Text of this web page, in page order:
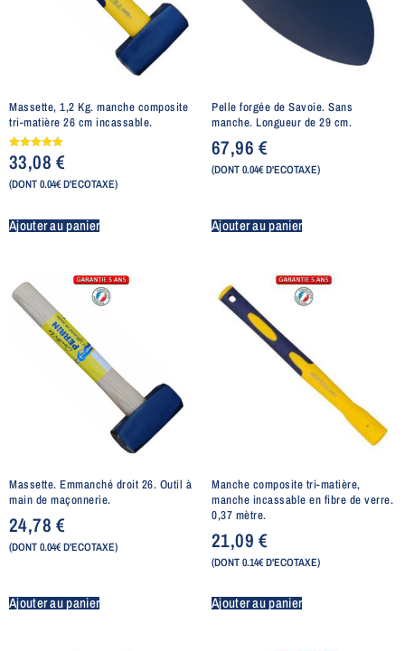
Massette, 1,2 Kg. manche composite
tri-matière 26 cm incassable.
Note
5.00
33,08€
(DONT 0.04€ D'ECOTAXE)
Ajouter au panier
Pelle forgée de Savoie. Sans
manche. Longueur de 29 cm.
67,96€
(DONT 0.04€ D'ECOTAXE)
Ajouter au panier
Massette. Emmanché droit 26. Outil à
main de maçonnerie.
24,78€
(DONT 0.04€ D'ECOTAXE)
Ajouter au panier
Manche composite tri-matière,
manche incassable en fibre de verre.
0,37 mètre.
21,09€
(DONT 0.14€ D'ECOTAXE)
Ajouter au panier